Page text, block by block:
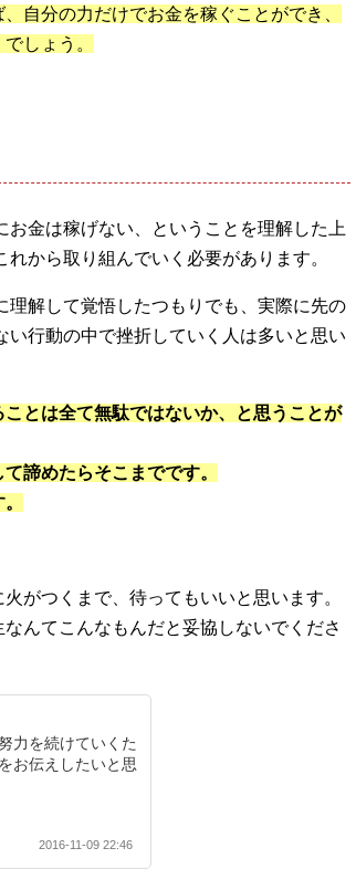
自分の力だけでお金を稼ぐことができ、
しょう。
お金は稼げない、ということを理解した上
れから取り組んでいく必要があります。
理解して覚悟したつもりでも、実際に先の
い行動の中で挫折していく人は多いと思い
とは全て無駄ではないか、と思うことが
諦めたらそこまでです。
がつくまで、待ってもいいと思います。
んてこんなもんだと妥協しないでくださ
力を続けていくた
お伝えしたいと思
2016-11-09 22:46